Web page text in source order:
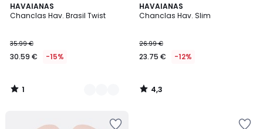
HAVAIANAS
Chanclas Hav. Brasil Twist
35.99 €
30.59 € -15%
1
/
2
Colores
1
/
HAVAIANAS
Chanclas Hav. Slim
26.99 €
23.75 € -12%
4,3
/ 5
4,3
/